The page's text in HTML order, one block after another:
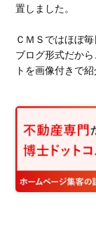
置しました。
ＣＭＳではほぼ
ブログ形式だか
トを画像付きで紹